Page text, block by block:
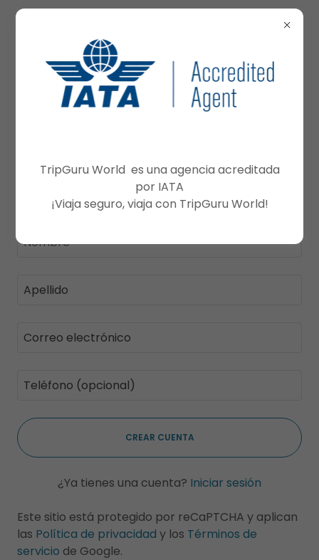
Al crear una cuenta, puedes recibir boletines
informativos o promociones.
CREAR CUENTA
¿Ya tienes una cuenta? Iniciar sesión
Este sitio está protegido por reCaPTCHA y aplican
las Política de privacidad y los Términos de
servicio de Google.
TripGuru World es una agencia acreditada
por IATA
¡Viaja seguro, viaja con TripGuru World!